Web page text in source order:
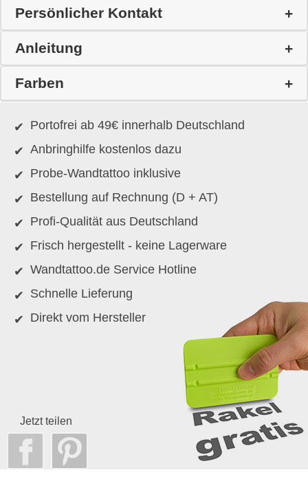
Persönlicher Kontakt
Anleitung
Farben
Portofrei ab 49€ innerhalb Deutschland
Anbringhilfe kostenlos dazu
Probe-Wandtattoo inklusive
Bestellung auf Rechnung (D + AT)
Profi-Qualität aus Deutschland
Frisch hergestellt - keine Lagerware
Wandtattoo.de Service Hotline
Schnelle Lieferung
Direkt vom Hersteller
Jetzt teilen